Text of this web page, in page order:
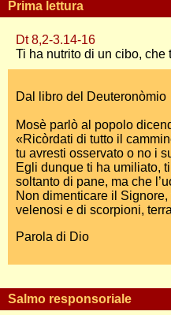
Prima lettura
Dt 8,2-3.14-16
Ti ha nutrito di un cibo,
Dal libro del Deuteronòmio
Mosè parlò al popolo
«Ricòrdati di tutto il
tu avresti osservato o no i
Egli dunque ti ha umiliato,
soltanto di pane, ma che
Non dimenticare il
velenosi e di scorpioni,
Parola di Dio
Salmo responsoriale